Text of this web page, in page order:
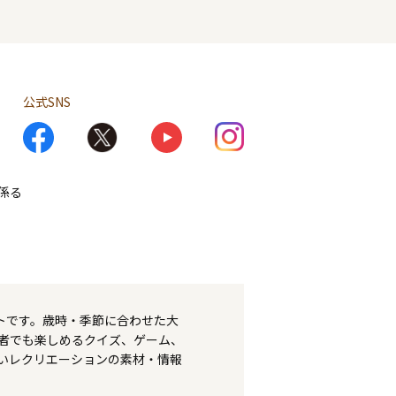
る
公式SNS
す。歳時・季節に合わせた大
も楽しめるクイズ、ゲーム、
レクリエーションの素材・情報